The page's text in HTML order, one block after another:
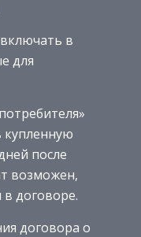
в
для
купленную
после
возможен,
в договоре.
договора о